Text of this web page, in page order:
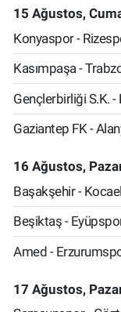
15 Ağustos,
Konyaspor -
Kasımpaşa -
Gençlerbirliği S.K. -
Gaziantep FK -
16 Ağustos,
Başakşehir -
Beşiktaş -
Amed -
17 Ağustos,